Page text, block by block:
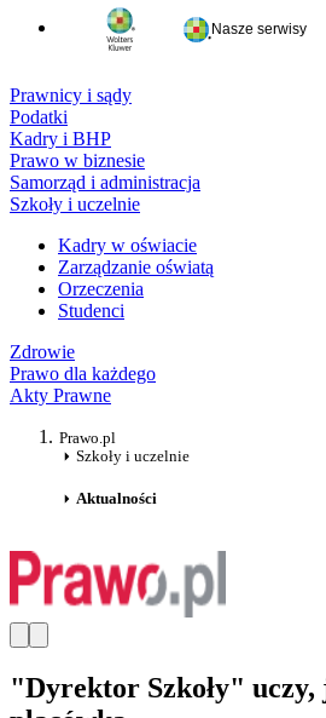
Nasze serwisy
Prawnicy i sądy
Podatki
Kadry i BHP
Prawo w biznesie
Samorząd i administracja
Szkoły i uczelnie
Kadry w oświacie
Zarządzanie oświatą
Orzeczenia
Studenci
Zdrowie
Prawo dla każdego
Akty Prawne
Prawo.pl
Szkoły i uczelnie
Aktualności
"Dyrektor Szkoły" uczy,